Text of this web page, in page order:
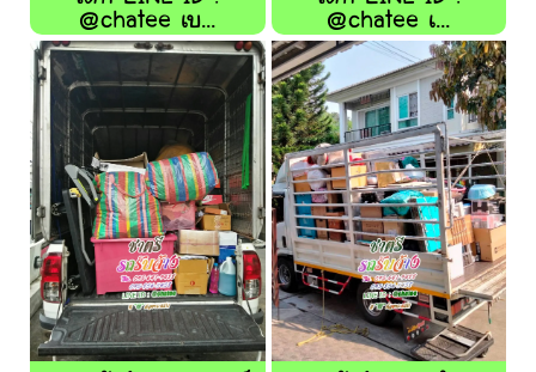
@chatee เบ...
@chatee เ...